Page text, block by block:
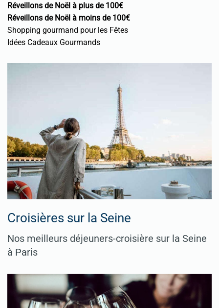
Réveillons de Noël à plus de 100€
Réveillons de Noël à moins de 100€
Shopping gourmand pour les Fêtes
Idées Cadeaux Gourmands
Croisières sur la Seine
Nos meilleurs déjeuners-croisière sur la Seine
à Paris